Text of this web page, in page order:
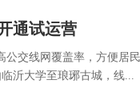
通试运营
交线网覆盖率，方便居
沂大学至琅琊古城，线...